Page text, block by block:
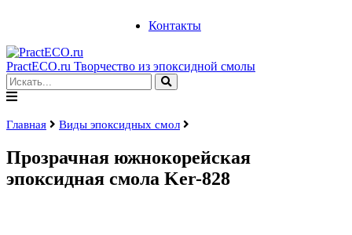
Контакты
PractECO.ru Творчество из эпоксидной смолы
Главная Виды эпоксидных смол
Прозрачная южнокорейская
эпоксидная смола Ker-828